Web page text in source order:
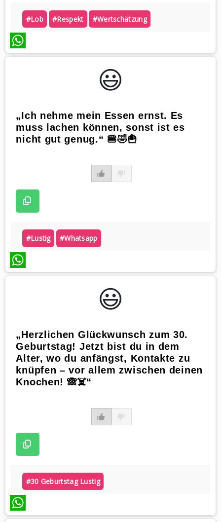
#lob #respekt #wertschätzung
WhatsApp
😃️
„Ich nehme mein Essen ernst. Es
muss lachen können, sonst ist es
nicht gut genug.“ 🍔🤣🍟
#lustig #whatsapp
WhatsApp
😃️
„Herzlichen Glückwunsch zum 30.
Geburtstag! Jetzt bist du in dem
Alter, wo du anfängst, Kontakte zu
knüpfen – vor allem zwischen deinen
Knochen! 🙈☠️“
#30 Geburtstag Lustig
WhatsApp